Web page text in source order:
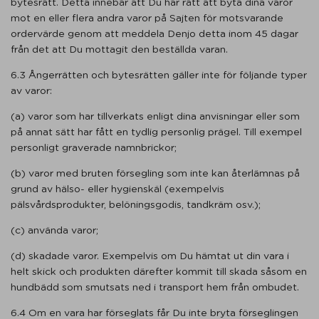
bytesrätt. Detta innebär att Du har rätt att byta dina varor
mot en eller flera andra varor på Sajten för motsvarande
ordervärde genom att meddela Denjo detta inom 45 dagar
från det att Du mottagit den beställda varan.
6.3 Ångerrätten och bytesrätten gäller inte för följande typer
av varor:
(a) varor som har tillverkats enligt dina anvisningar eller som
på annat sätt har fått en tydlig personlig prägel. Till exempel
personligt graverade namnbrickor;
(b) varor med bruten försegling som inte kan återlämnas på
grund av hälso- eller hygienskäl (exempelvis
pälsvårdsprodukter, belöningsgodis, tandkräm osv.);
(c) använda varor;
(d) skadade varor. Exempelvis om Du hämtat ut din vara i
helt skick och produkten därefter kommit till skada såsom en
hundbädd som smutsats ned i transport hem från ombudet.
6.4 Om en vara har förseglats får Du inte bryta förseglingen